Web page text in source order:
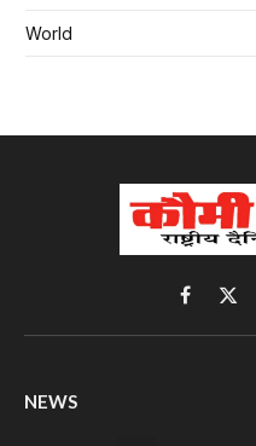
World
X
NEWS